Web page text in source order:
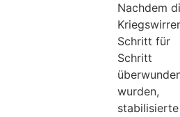
Nachdem
Schritt für
Schritt
wurden,
stabilisierte